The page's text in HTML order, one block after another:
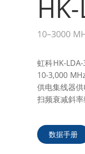
10–3000
虹科HK-
10-3,000
供电集线器
扫频衰减斜
数据手册